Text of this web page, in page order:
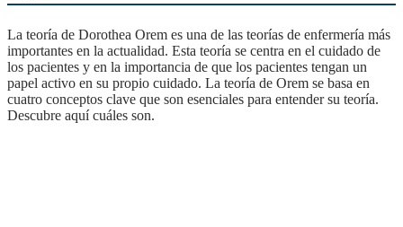
La teoría de Dorothea Orem es una de las teorías de enfermería más
importantes en la actualidad. Esta teoría se centra en el cuidado de
los pacientes y en la importancia de que los pacientes tengan un
papel activo en su propio cuidado. La teoría de Orem se basa en
cuatro conceptos clave que son esenciales para entender su teoría.
Descubre aquí cuáles son.